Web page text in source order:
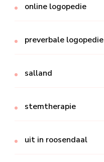
online logopedie
preverbale logopedie
salland
stemtherapie
uit in roosendaal